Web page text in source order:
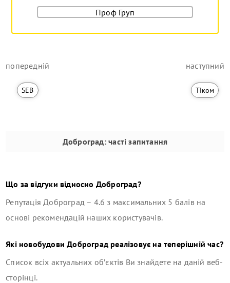
Проф Груп
попередній
SEB
наступний
Тіком
Доброград: часті запитання
Що за відгуки відносно Доброград?
Репутація Доброград – 4.6 з максимальних 5 балів на
основі рекомендацій наших користувачів.
Які новобудовиДоброград реалізовує на теперішній час?
Список всіх актуальних об’єктів Ви знайдете на даній веб-
сторінці.